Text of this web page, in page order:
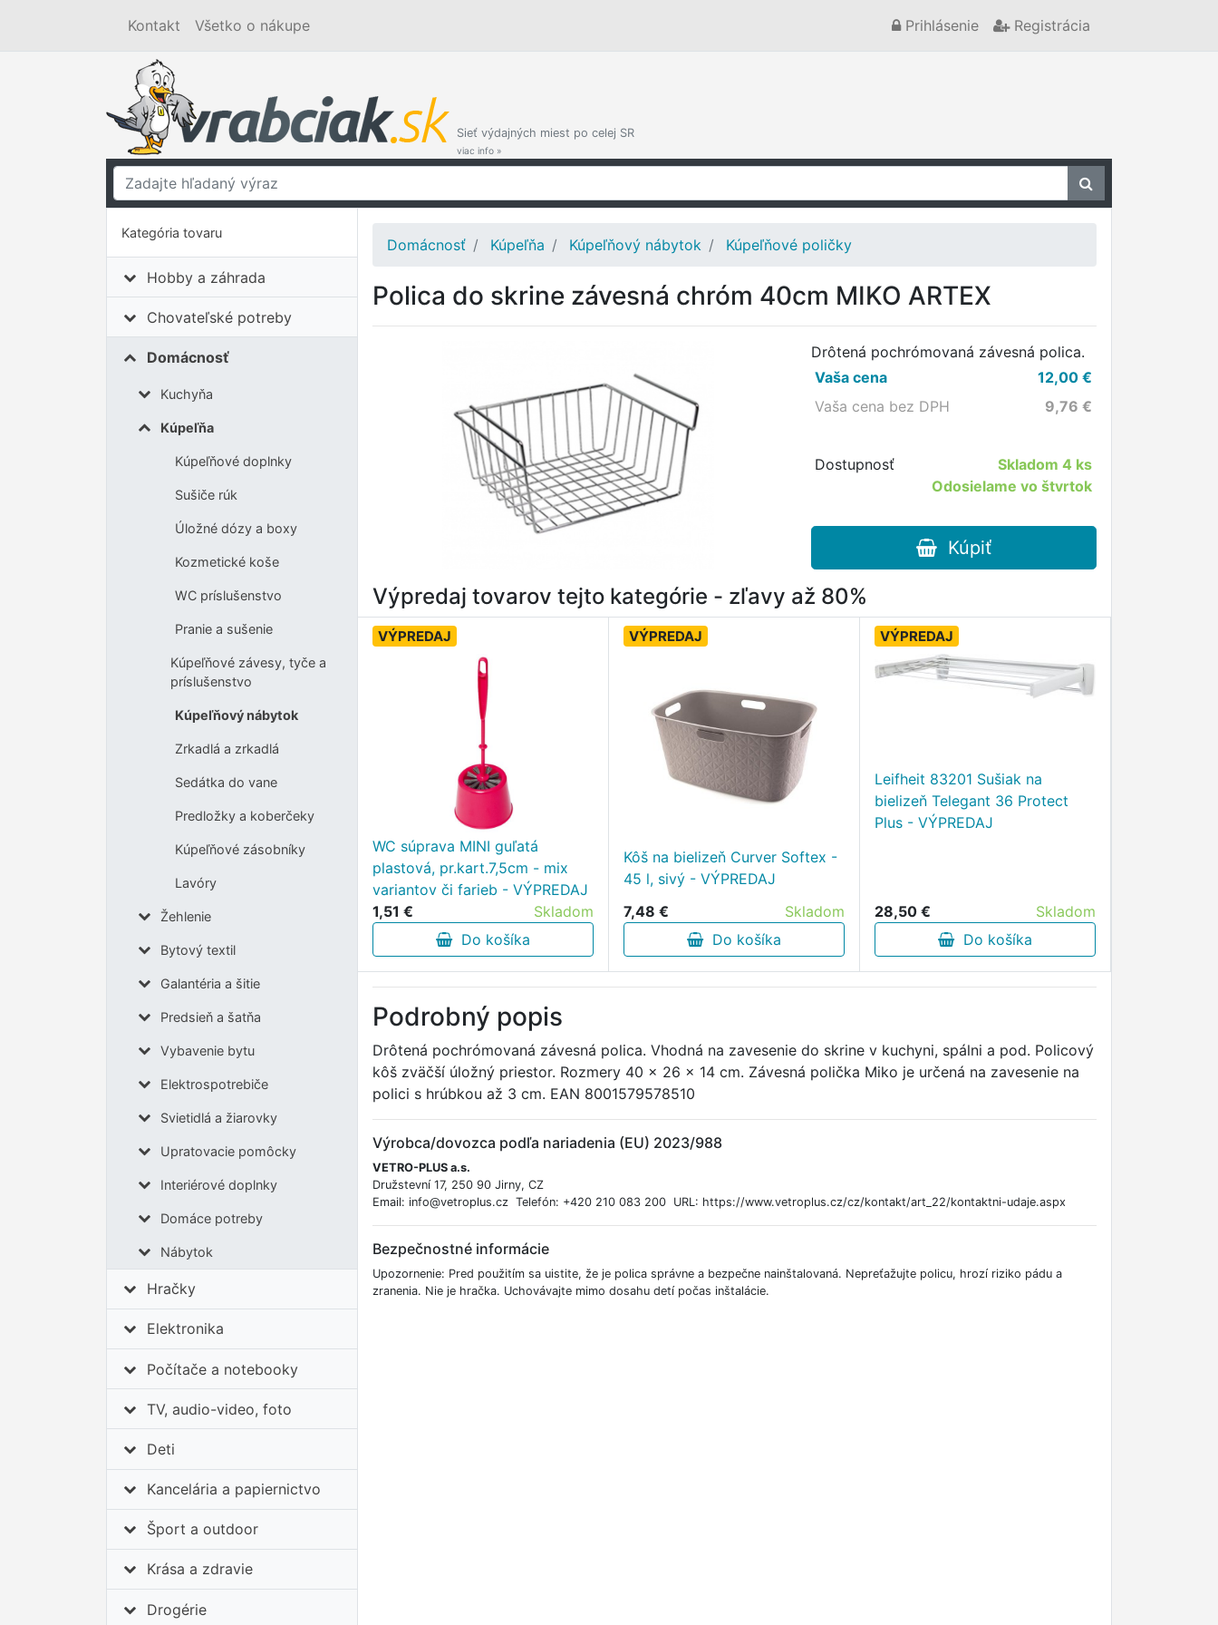
Kontakt Všetko o nákupe Prihlásenie Registrácia
Sieť výdajných miest po celej SR
viac info »
Kategória tovaru
Hobby a záhrada
Chovateľské potreby
Domácnosť
Kuchyňa
Kúpeľňa
Kúpeľňové doplnky
Sušiče rúk
Úložné dózy a boxy
Kozmetické koše
WC príslušenstvo
Pranie a sušenie
Kúpeľňové závesy, tyče a
príslušenstvo
Kúpeľňový nábytok
Zrkadlá a zrkadlá
Sedátka do vane
Predložky a koberčeky
Kúpeľňové zásobníky
Lavóry
Žehlenie
Bytový textil
Galantéria a šitie
Predsieň a šatňa
Vybavenie bytu
Elektrospotrebiče
Svietidlá a žiarovky
Upratovacie pomôcky
Interiérové doplnky
Domáce potreby
Nábytok
Hračky
Elektronika
Počítače a notebooky
TV, audio-video, foto
Deti
Kancelária a papiernictvo
Šport a outdoor
Krása a zdravie
Drogérie
Domácnosť Kúpeľňa Kúpeľňový nábytok Kúpeľňové poličky
Polica do skrine závesná chróm 40cm MIKO ARTEX
Drôtená pochrómovaná závesná polica.
Vaša cena
12,00€
Vaša cena bez DPH
9,76 €
Dostupnosť Skladom 4 ks
Odosielame vo štvrtok
Kúpiť
Výpredaj tovarov tejto kategórie - zľavy až 80%
VÝPREDAJ
WC súprava MINI guľatá
plastová, pr.kart.7,5cm - mix
variantov či farieb - VÝPREDAJ
1,51 €
Skladom
Do košíka
VÝPREDAJ
Kôš na bielizeň Curver Softex -
45 l, sivý - VÝPREDAJ
7,48 €
Skladom
Do košíka
VÝPREDAJ
Leifheit 83201 Sušiak na
bielizeň Telegant 36 Protect
Plus - VÝPREDAJ
28,50 €
Skladom
Do košíka
Podrobný popis
Drôtená pochrómovaná závesná polica. Vhodná na zavesenie do skrine v kuchyni, spálni a pod. Policový
kôš zväčší úložný priestor. Rozmery 40 x 26 x 14 cm. Závesná polička Miko je určená na zavesenie na
polici s hrúbkou až 3 cm. EAN 8001579578510
Výrobca/dovozca podľa nariadenia (EU) 2023/988
VETRO-PLUS a.s.
Družstevní 17, 250 90 Jirny, CZ
Email: info@vetroplus.cz Telefón: +420 210 083 200 URL: https://www.vetroplus.cz/cz/kontakt/art_22/kontaktni-udaje.aspx
Bezpečnostné informácie
Upozornenie: Pred použitím sa uistite, že je polica správne a bezpečne nainštalovaná. Nepreťažujte policu, hrozí riziko pádu a
zranenia. Nie je hračka. Uchovávajte mimo dosahu detí počas inštalácie.